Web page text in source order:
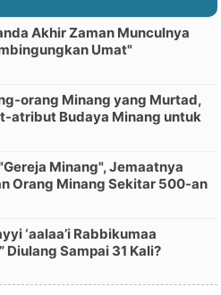
Akhir Zaman Munculnya
Umat"
orang Minang yang Murtad,
atribut Budaya Minang untuk
Minang", Jemaatnya
Orang Minang Sekitar 500-an
‘aalaa’i Rabbikumaa
Sampai 31 Kali?